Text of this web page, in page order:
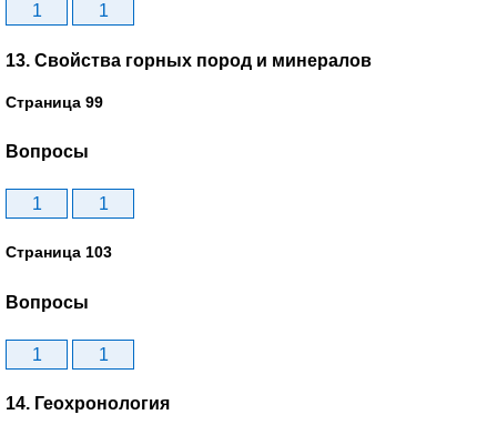
1 1
13. Свойства горных пород и минералов
Страница 99
Вопросы
1 1
Страница 103
Вопросы
1 1
14. Геохронология